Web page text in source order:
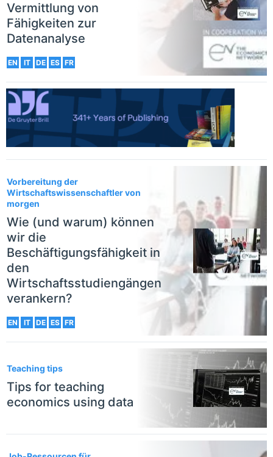
Vermittlung von
Fähigkeiten zur
Datenanalyse
EN IT DE ES FR
Vorbereitung der
Wirtschaftswissenschaftler von
morgen
Wie (und warum) können
wir die
Beschäftigungsfähigkeit in
den
Wirtschaftsstudiengängen
verankern?
EN IT DE ES FR
Teaching tips
Tips for teaching
economics using data